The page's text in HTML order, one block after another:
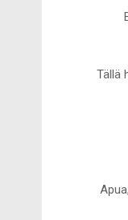
Tällä